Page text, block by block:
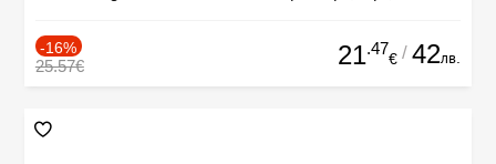
-16%
25.57€ 21.47
€ / 42лв.